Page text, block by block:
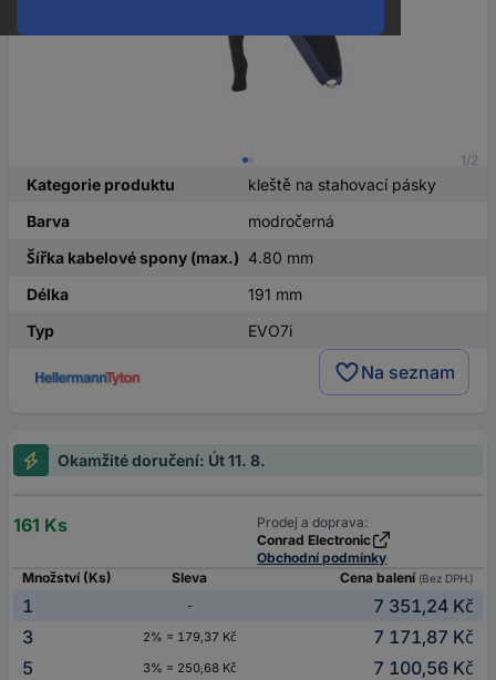
1/2
Kategorie produktu
kleště na stahovací pásky
Barva
modročerná
Šířka kabelové spony (max.) 4.80 mm
Délka
191 mm
Typ
EVO7i
Na seznam
Okamžité doručení: Út 11. 8.
161 Ks
Prodej a doprava:
Conrad Electronic
Obchodní podmínky
Množství (Ks)
Sleva Cena balení (Bez DPH.)
1 -
7 351,24 Kč
3
2% = 179,37 Kč
7 171,87 Kč
5
3% = 250,68 Kč
7 100,56 Kč